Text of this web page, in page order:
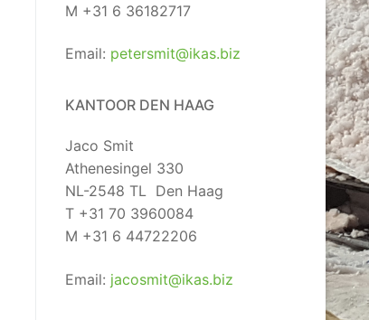
M +31 6 36182717
Email: petersmit@ikas.biz
KANTOOR DEN HAAG
Jaco Smit
Athenesingel 330
NL-2548 TL Den Haag
T +31 70 3960084
M +31 6 44722206
Email: jacosmit@ikas.biz